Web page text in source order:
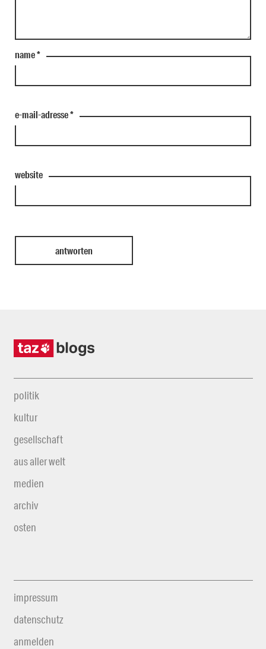
name*
e-mail-adresse*
website
politik
kultur
gesellschaft
aus aller welt
medien
archiv
osten
impressum
datenschutz
anmelden